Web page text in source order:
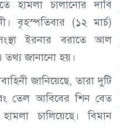
হামলা চালানোর দাবি
বৃহস্পতিবার (১২ মার্চ)
ইরনার বরাতে আল
জানানো হয়।
জানিয়েছে, তারা দুটি
তেল আবিবের শিন বেত
চালিয়েছে। বিমান